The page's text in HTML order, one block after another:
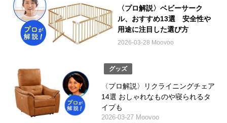
〈プロ解説〉ベビーサーク
ル、おすすめ13選 安全性や
用途に注目した選び方
2026-03-28 Moovoo
グッズ
〈プロ解説〉リクライニングチェア
14選 おしゃれなものや寝られるタ
イプも
2026-03-27 Moovoo